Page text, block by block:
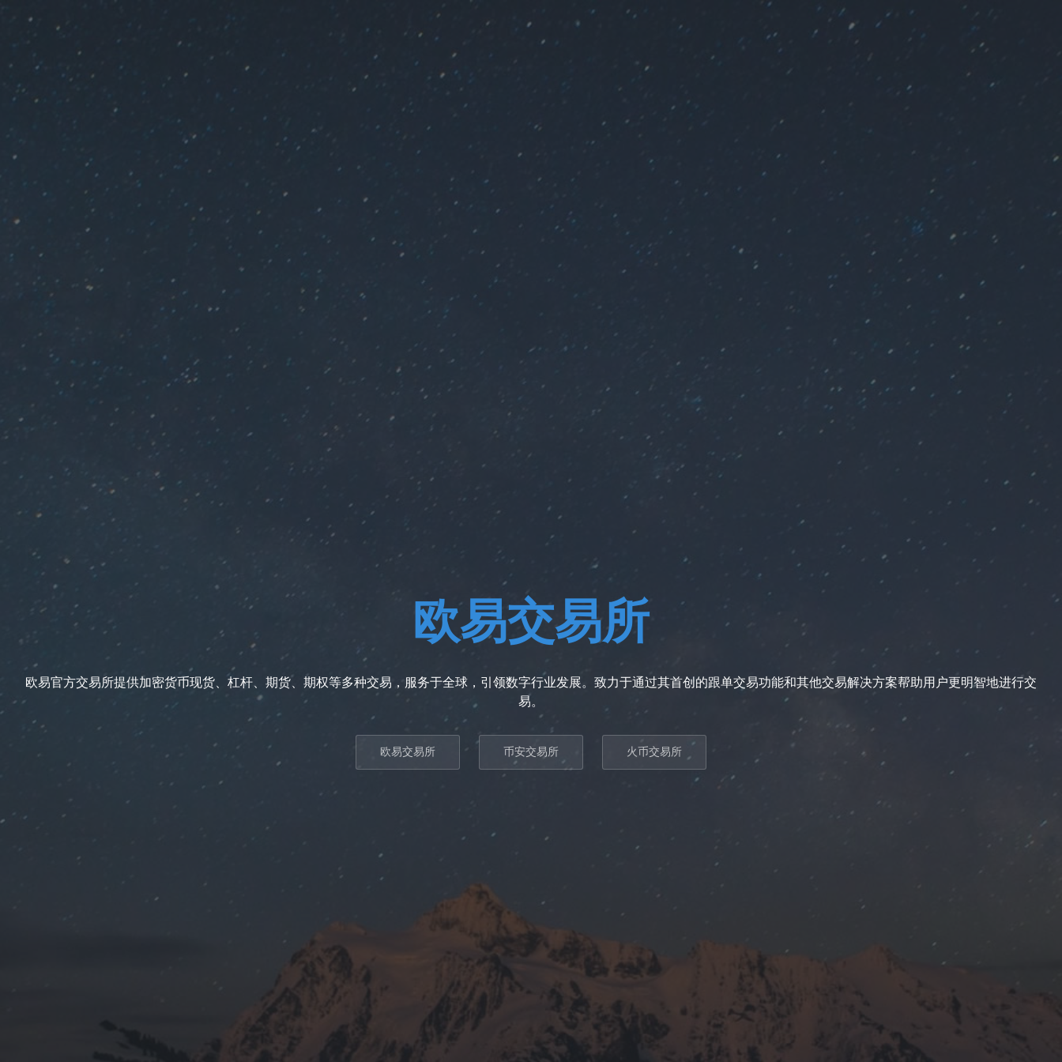
欧易交易所
欧易官方交易所提供加密货币现货、杠杆、期货、期权等多种交易，服务于全球，引领数字行业发展。致力于通过其首创的跟单交易功能和其他交易解决方案帮助用户更明智地进行交
易。
欧易交易所 币安交易所 火币交易所